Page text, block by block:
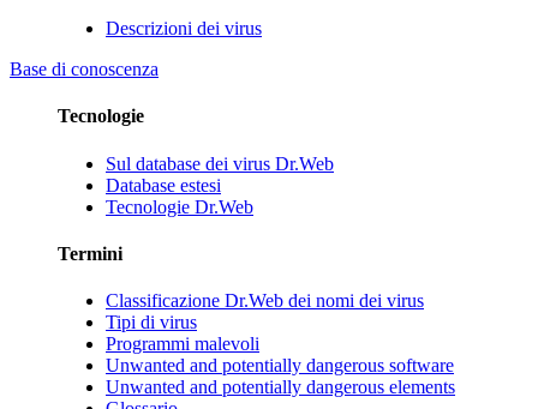
Descrizioni dei virus
Base di conoscenza
Tecnologie
Sul database dei virus Dr.Web
Database estesi
Tecnologie Dr.Web
Termini
Classificazione Dr.Web dei nomi dei virus
Tipi di virus
Programmi malevoli
Unwanted and potentially dangerous software
Unwanted and potentially dangerous elements